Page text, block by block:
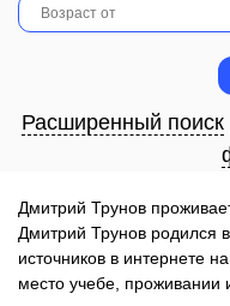
Расширенный поиск
Дмитрий Трунов
Дмитрий Трунов родился
источников в интернете
место учебе, проживании